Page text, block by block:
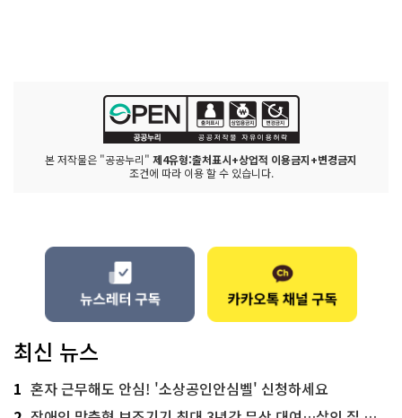
본 저작물은 "공공누리" 제4유형:출처표시+상업적 이용금지+변경금지
조건에 따라 이용 할 수 있습니다.
최신 뉴스
1 혼자 근무해도 안심! '소상공인안심벨' 신청하세요